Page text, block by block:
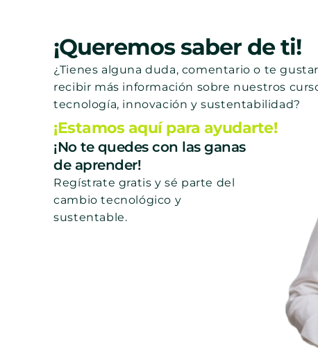
¡Queremos saber de ti!
¿Tienes alguna duda, comentario o te
recibir más información sobre nuestros
tecnología, innovación y sustentabilidad?
¡Estamos aquí para ayudarte!
¡No te quedes con las ganas
de aprender!
Regístrate gratis y sé parte del
cambio tecnológico y
sustentable.